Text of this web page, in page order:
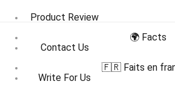
Product Review
Contact Us
Write For Us
🌍 Facts
🇫🇷 Faits en